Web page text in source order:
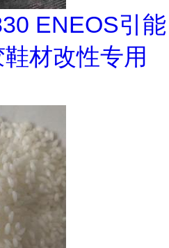
ENEOS引能
材改性专用